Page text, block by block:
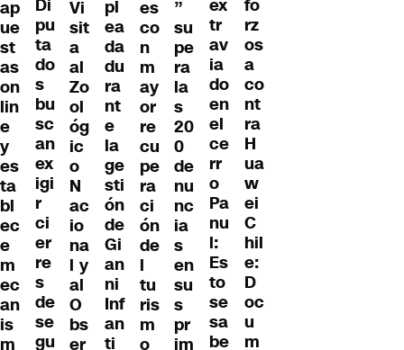
ap
ue
st
as
on
lin
e
y
es
ta
bl
ec
e
m
ec
an
is
m
Di
pu
ta
do
s
bu
sc
an
ex
igi
r
ci
er
re
s
de
se
gu
Vi
sit
a
al
Zo
ol
óg
ic
o
N
ac
io
na
l y
al
O
bs
er
pl
ea
da
du
ra
nt
e
la
ge
sti
ón
de
Gi
an
ni
Inf
an
ti
es
co
n
m
ay
or
re
cu
pe
ra
ci
ón
de
l
tu
ris
m
o
”
su
pe
ra
la
s
20
0
de
nu
nc
ia
s
en
su
s
pr
im
ex
tr
av
ia
do
en
el
ce
rr
o
Pa
nu
l:
Es
to
se
sa
be
fo
rz
os
a
co
nt
ra
H
ua
w
ei
C
hil
e:
D
oc
u
m